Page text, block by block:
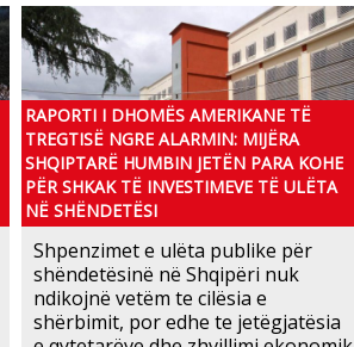
RAPORTI I DHOMËS AMERIKANE TË
TREGTISË NGRE ALARMIN: MIJËRA
SHQIPTARË HUMBIN JETËN PARA KOHE
PËR SHKAK TË INVESTIMEVE TË ULËTA
NË SHËNDETËSI
Shpenzimet e ulëta publike për
shëndetësinë në Shqipëri nuk
ndikojnë vetëm te cilësia e
shërbimit, por edhe te jetëgjatësia